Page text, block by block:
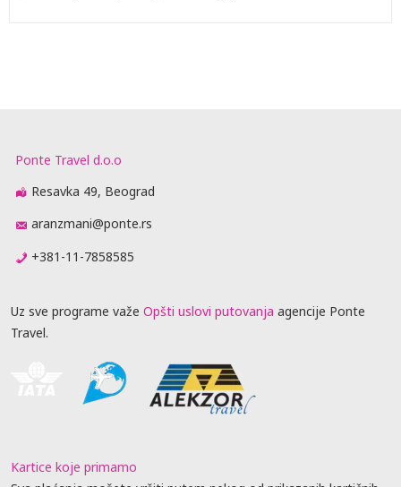
Ponte Travel d.o.o
Resavka 49, Beograd
aranzmani@ponte.rs
+381-11-7858585
Uz sve programe važe Opšti uslovi putovanja agencije Ponte
Travel.
Kartice koje primamo